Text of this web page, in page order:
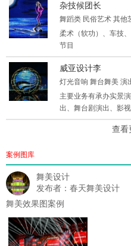
展、看房、产品定货会
杂技候团长
舞蹈类 民俗艺术 其他
柔术（软功）、车技
节目
威亚设计李
灯光音响 舞台舞美 演
主要业务有承办实景
出、舞台剧演出、影
计与制作，威亚机械
查看
案例图库
舞美设计
发布者：春天舞美设计
舞美效果图案例